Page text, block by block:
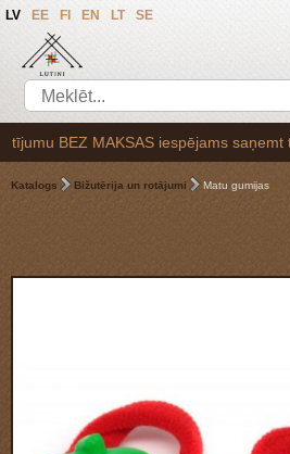
LV EE FI EN LT SE
BEZ MAKSAS iespējams saņemt
Katalogs Bižutērija un rotājumi Matu gumijas